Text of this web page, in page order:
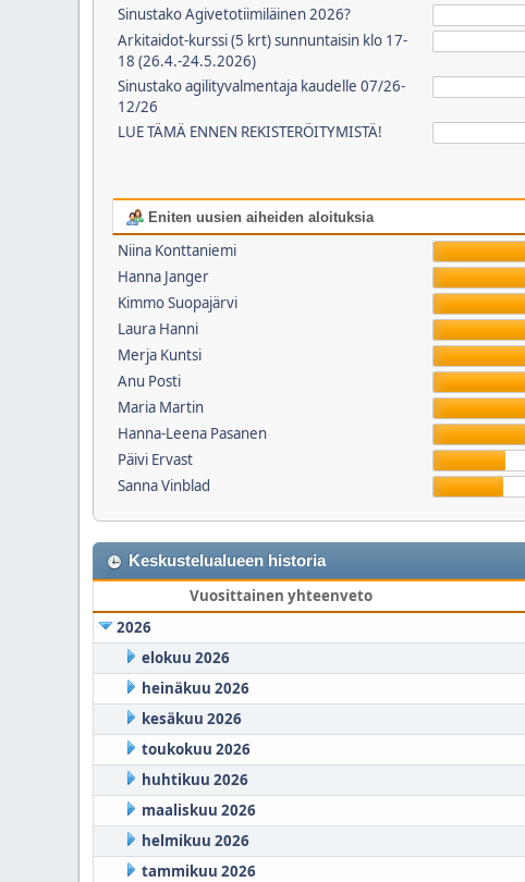
Sinustako Agivetotiimiläinen 2026?
Arkitaidot-kurssi (5 krt) sunnuntaisin klo 17-
18 (26.4.-24.5.2026)
Sinustako agilityvalmentaja kaudelle 07/26-
12/26
LUE TÄMÄ ENNEN REKISTERÖITYMISTÄ!
Eniten uusien aiheiden aloituksia
Niina Konttaniemi
Hanna Janger
Kimmo Suopajärvi
Laura Hanni
Merja Kuntsi
Anu Posti
Maria Martin
Hanna-Leena Pasanen
Päivi Ervast
Sanna Vinblad
Keskustelualueen historia
Vuosittainen yhteenveto
2026
elokuu 2026
heinäkuu 2026
kesäkuu 2026
toukokuu 2026
huhtikuu 2026
maaliskuu 2026
helmikuu 2026
tammikuu 2026